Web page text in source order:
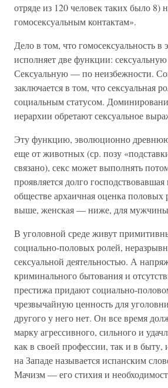
отряде из 120 человек таких было 8)
гомосексуальным контактам».
Дело в том, что гомосексуальность в
исполняет две функции:
Сексуальную — по неизбежности.
заключается в том, что сексуальная
социальным статусом.
иерархии обретают сексуальное
Эту функцию, эволюционно
еще от животных (ср. позу
связано), секс может выполнять
проявляется долго
обществе архаичная оценка половых
выше, женская — ниже, для мужчины
В уголовной среде живут
социально-половых ролей,
сексуальной деятельностью. А
криминального бытования и
престижа придают социально-
чрезвычайную ценность для
другого у него нет. Он все время
марку агрессивного, сильного и
как в своей профессии, так и в быту,
на Западе называется испанским
Мачизм — его стихия и